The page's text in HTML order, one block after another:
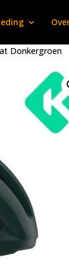
Donkergroen